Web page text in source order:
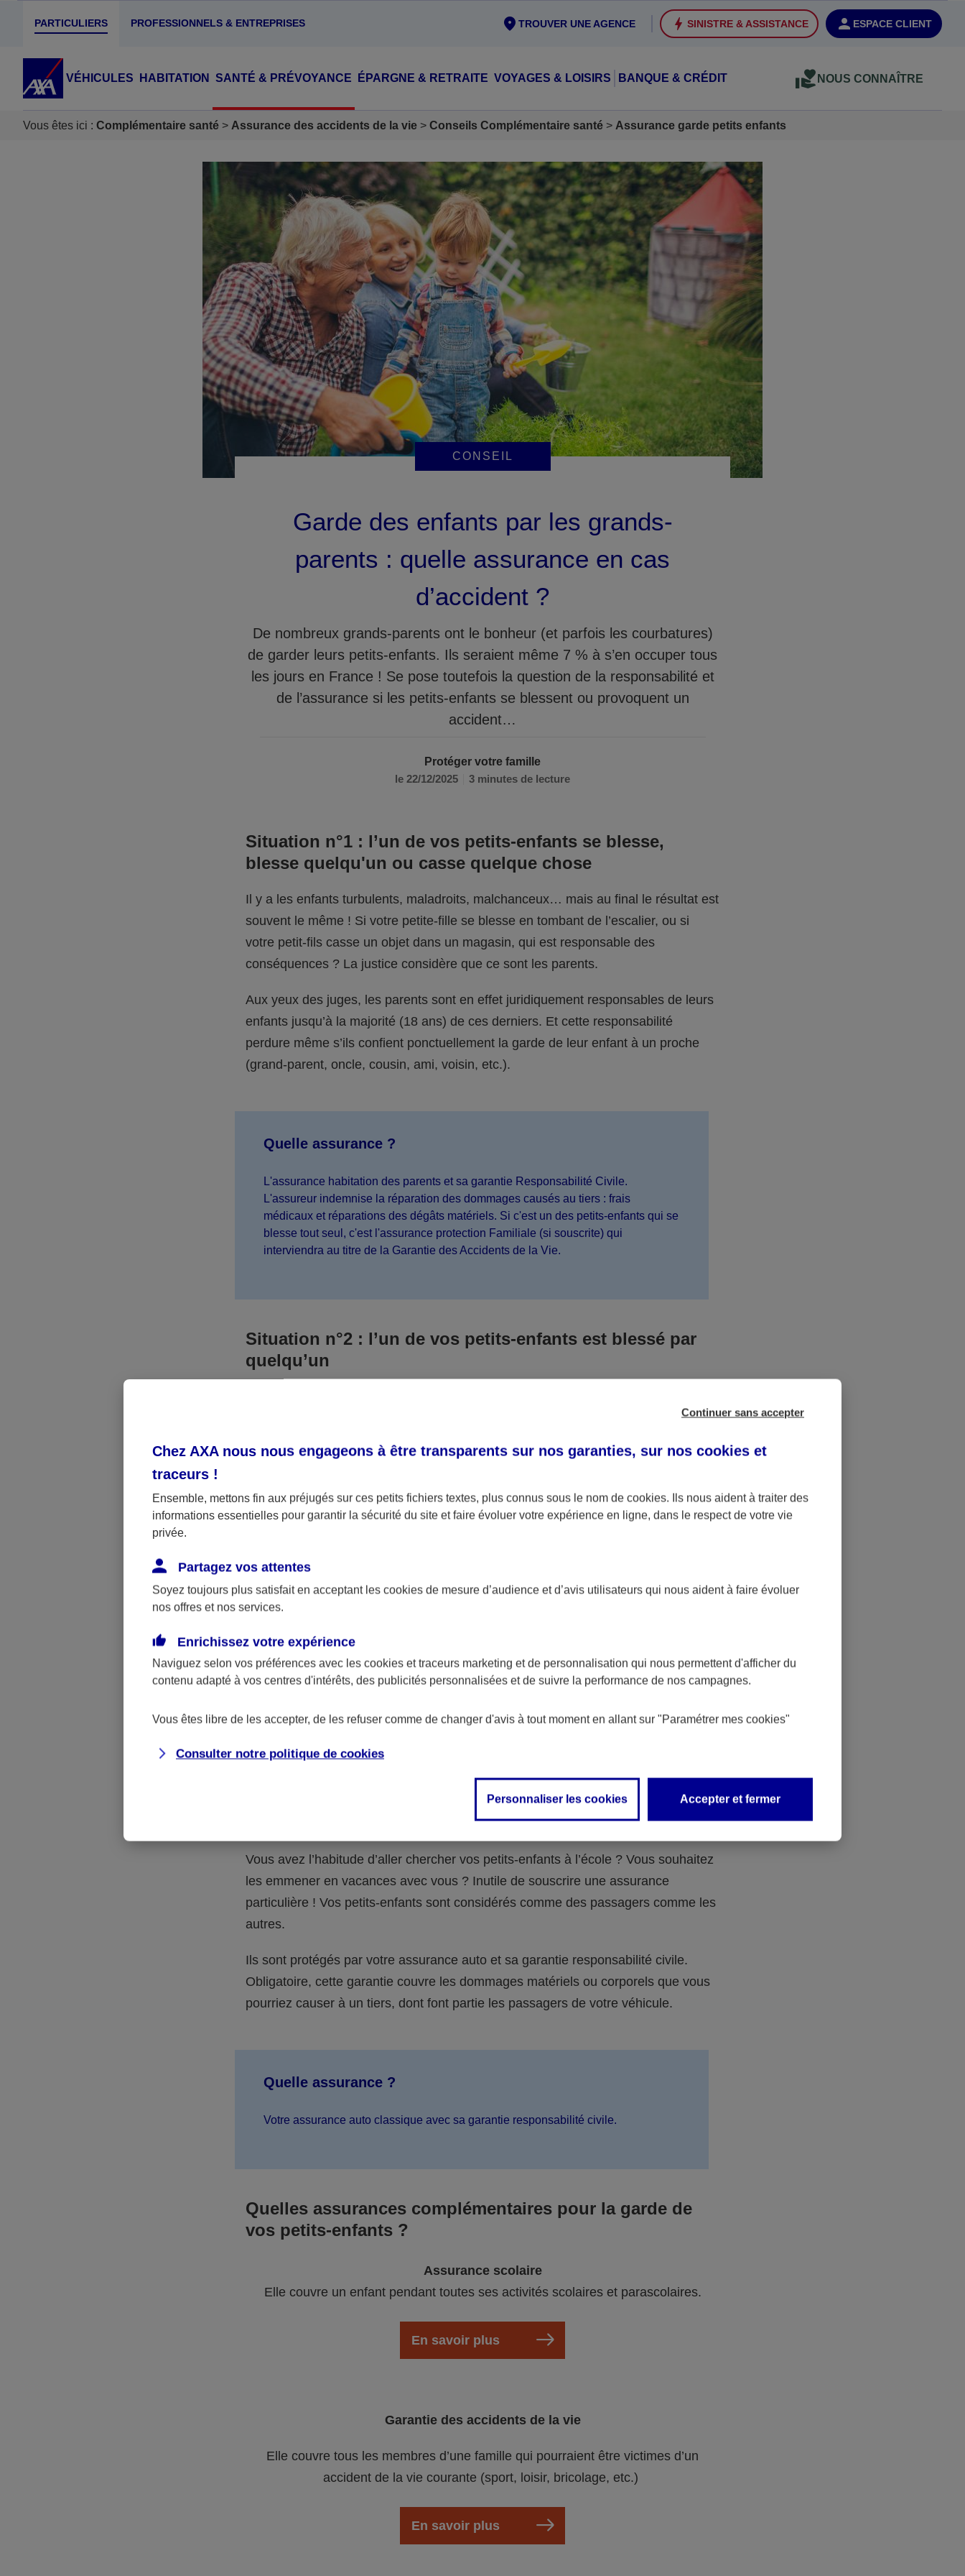
PARTICULIERS PROFESSIONNELS & ENTREPRISES ESPACE CLIENT
SINISTRE & ASSISTANCE
TROUVER UNE AGENCE
VÉHICULES HABITATION SANTÉ & PRÉVOYANCE ÉPARGNE & RETRAITE VOYAGES & LOISIRS BANQUE & CRÉDIT NOUS CONNAÎTRE
Vous êtes ici : Complémentaire santé Assurance des accidents de la vie Conseils Complémentaire santé Assurance garde petits enfants
CONSEIL
Protéger votre famille
le 22/12/2025
3 minutes de lecture
Garde des enfants par les grands-
parents : quelle assurance en cas
d’accident ?
De nombreux grands-parents ont le bonheur (et parfois les courbatures)
de garder leurs petits-enfants. Ils seraient même 7 % à s’en occuper tous
les jours en France ! Se pose toutefois la question de la responsabilité et
de l’assurance si les petits-enfants se blessent ou provoquent un
accident…
Situation n°1 : l’un de vos petits-enfants se blesse,
blesse quelqu'un ou casse quelque chose
Il y a les enfants turbulents, maladroits, malchanceux… mais au final le résultat est
souvent le même ! Si votre petite-fille se blesse en tombant de l’escalier, ou si
votre petit-fils casse un objet dans un magasin, qui est responsable des
conséquences ? La justice considère que ce sont les parents.
Aux yeux des juges, les parents sont en effet juridiquement responsables de leurs
enfants jusqu’à la majorité (18 ans) de ces derniers. Et cette responsabilité
perdure même s’ils confient ponctuellement la garde de leur enfant à un proche
(grand-parent, oncle, cousin, ami, voisin, etc.).
Quelle assurance ?
L'assurance habitation des parents et sa garantie Responsabilité Civile.
L'assureur indemnise la réparation des dommages causés au tiers : frais
médicaux et réparations des dégâts matériels. Si c'est un des petits-enfants qui se
blesse tout seul, c'est l'assurance protection Familiale (si souscrite) qui
interviendra au titre de la Garantie des Accidents de la Vie.
Situation n°2 : l’un de vos petits-enfants est blessé par
quelqu’un
responsable. Aux yeux de la justice, le responsable est la personne ayant entrainé
médicaux et éventuelles indemnisations en guise de dommage.
Néanmoins, si aucun responsable n’a été désigné ou retrouvé pour l’accident dont
a été victime votre petit-fils ou petite-fille, seule une assurance spécifique
fonctionner.
Quelle assurance ?
La responsabilité civile de la personne désignée comme responsable de
accidents de la vie) que vous auriez souscrite pour votre famille.
Situation n°3 : vous avez un accident de voiture avec vos
Vous avez l’habitude d’aller chercher vos petits-enfants à l’école ? Vous souhaitez
les emmener en vacances avec vous ? Inutile de souscrire une assurance
particulière ! Vos petits-enfants sont considérés comme des passagers comme les
autres.
Ils sont protégés par votre assurance auto et sa garantie responsabilité civile.
Obligatoire, cette garantie couvre les dommages matériels ou corporels que vous
pourriez causer à un tiers, dont font partie les passagers de votre véhicule.
Quelle assurance ?
Votre assurance auto classique avec sa garantie responsabilité civile.
Quelles assurances complémentaires pour la garde de
vos petits-enfants ?
Assurance scolaire
Elle couvre un enfant pendant toutes ses activités scolaires et parascolaires.
En savoir plus
Garantie des accidents de la vie
Elle couvre tous les membres d’une famille qui pourraient être victimes d’un
accident de la vie courante (sport, loisir, bricolage, etc.)
En savoir plus
Continuer sans accepter
Chez AXA nous nous engageons à être transparents sur nos garanties, sur nos cookies et
traceurs !
Ensemble, mettons fin aux préjugés sur ces petits fichiers textes, plus connus sous le nom de cookies. Ils nous aident à traiter des
informations essentielles pour garantir la sécurité du site et faire évoluer votre expérience en ligne, dans le respect de votre vie
privée.
Partagez vos attentes
Soyez toujours plus satisfait en acceptant les cookies de mesure d’audience et d’avis utilisateurs qui nous aident à faire évoluer
nos offres et nos services.
Enrichissez votre expérience
Naviguez selon vos préférences avec les cookies et traceurs marketing et de personnalisation qui nous permettent d'afficher du
contenu adapté à vos centres d'intérêts, des publicités personnalisées et de suivre la performance de nos campagnes.
Vous êtes libre de les accepter, de les refuser comme de changer d'avis à tout moment en allant sur "Paramétrer mes cookies"
Consulter notre politique de cookies
Personnaliser les cookies Accepter et fermer